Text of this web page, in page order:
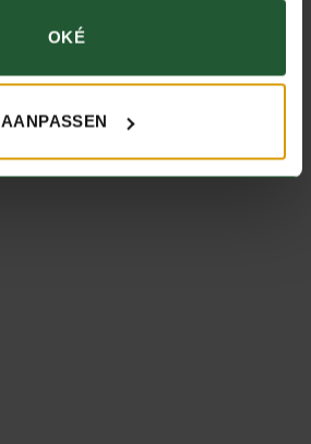
OKÉ
AANPASSEN
Grand-Verneursaus (500
gram)
€11,98